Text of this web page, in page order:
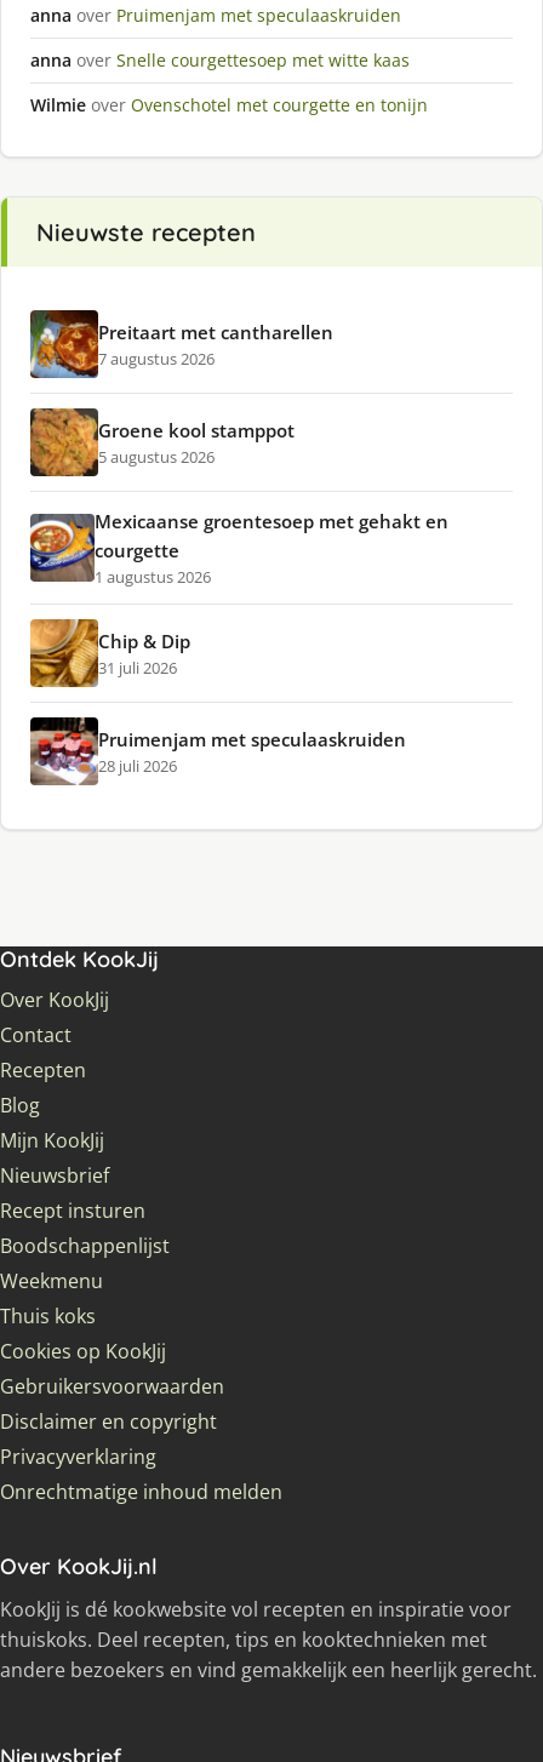
anna over Pruimenjam met speculaaskruiden
anna over Snelle courgettesoep met witte kaas
Wilmie over Ovenschotel met courgette en tonijn
Nieuwste recepten
Preitaart met cantharellen
7 augustus 2026
Groene kool stamppot
5 augustus 2026
Mexicaanse groentesoep met gehakt en
courgette
1 augustus 2026
Chip & Dip
31 juli 2026
Pruimenjam met speculaaskruiden
28 juli 2026
Ontdek KookJij
Over KookJij
Contact
Recepten
Blog
Mijn KookJij
Nieuwsbrief
Recept insturen
Boodschappenlijst
Weekmenu
Thuis koks
Cookies op KookJij
Gebruikersvoorwaarden
Disclaimer en copyright
Privacyverklaring
Onrechtmatige inhoud melden
Over KookJij.nl
KookJij is dé kookwebsite vol recepten en inspiratie voor
thuiskoks. Deel recepten, tips en kooktechnieken met
andere bezoekers en vind gemakkelijk een heerlijk gerecht.